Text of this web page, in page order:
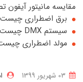
مقایسه مانیتور آیفون تصویری مدل 1040
برق اضطراری چیست
سیستم DMX چیست؟
مولد اضطراری